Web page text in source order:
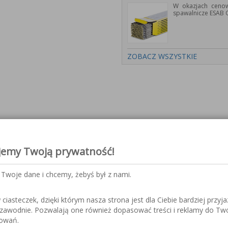
W okazjach
spawalnicze ESAB
ZOBACZ WSZYSTKIE
wybranych produktów
serii PYXAR
Twoją prywatność!
dane i chcemy, żebyś był z nami.
ciasteczek, dzięki którym nasza strona jest dla Ciebie bardziej
Pozwalają one również dopasować treści i reklamy do